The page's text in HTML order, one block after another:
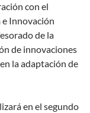
con el
Innovación
de la
de innovaciones
la adaptación de
en el segundo